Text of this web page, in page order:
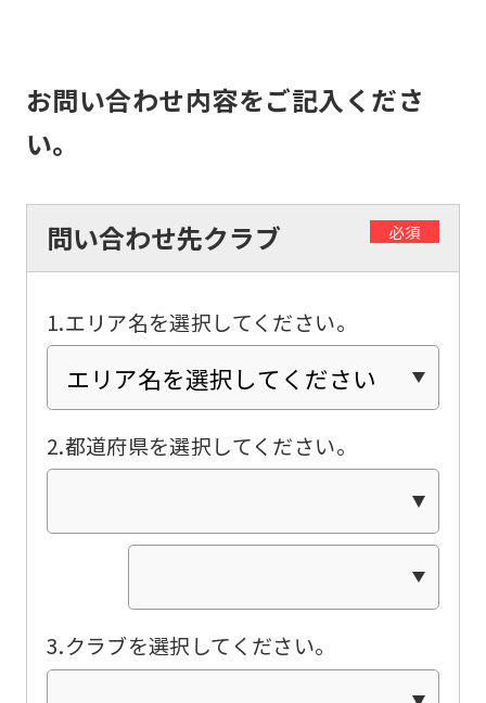
お問い合わせ内容をご記入くださ
い。
問い合わせ先クラブ 必須
1.エリア名を選択してください。
2.都道府県を選択してください。
3.クラブを選択してください。
you
use
translation
service,
Japanese
of
website
be
mechanically,
so
it